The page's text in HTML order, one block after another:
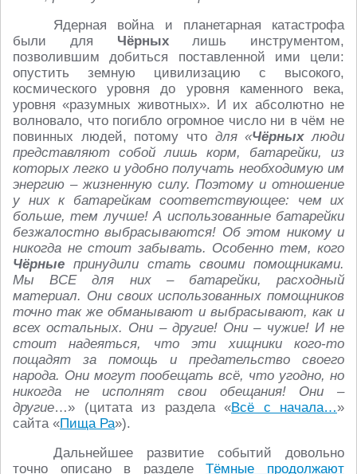
Ядерная война и планетарная катастрофа
были для Чёрныхлишь инструментом,
позволившим добиться поставленной ими цели:
опустить земную цивилизацию с высокого,
космического уровня до уровня каменного века,
уровня «разумных животных». И их абсолютно не
волновало, что погибло огромное число ни в чём не
повинных людей, потому что для «Чёрныхлюди
представляют собой лишь корм, батарейки, из
которых легко и удобно получать необходимую им
энергию – жизненную силу. Поэтому и отношение
у них к батарейкам соответствующее: чем их
больше, тем лучше! А использованные батарейки
безжалостно выбрасываются! Об этом никому и
никогда не стоит забывать. Особенно тем, кого
Чёрные принудили стать своими помощниками.
Мы ВСЕ для них – батарейки, расходный
материал. Они своих использованных помощников
точно так же обманывают и выбрасывают, как и
всех остальных. Они – другие! Они – чужие! И не
стоит надеяться, что эти хищники кого-то
пощадят за помощь и предательство своего
народа. Они могут пообещать всё, что угодно, но
никогда не исполнят свои обещания! Они –
другие…» (цитата из раздела «Всё с начала…»
сайта «Пища Ра»).
Дальнейшее развитие событий довольно
точно описано в разделеТёмные продолжают